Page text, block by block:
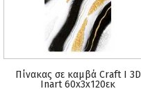
Πίνακας σε καμβά Craft I 3D
Inart 60x3x120εκ